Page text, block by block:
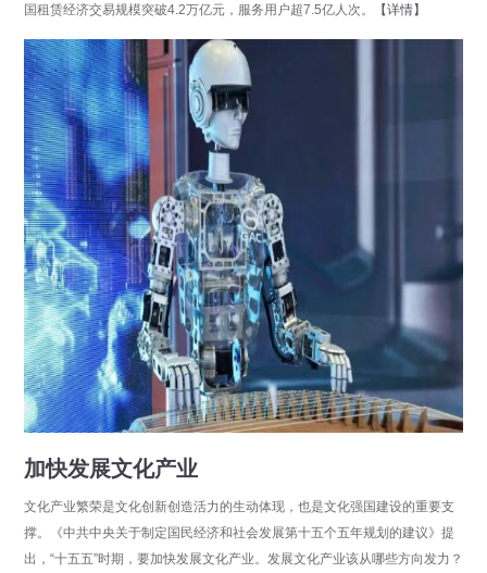
国租赁经济交易规模突破4.2万亿元，服务用户超7.5亿人次。
【详情】
分享 点击数：12459
加快发展文化产业
文化产业繁荣是文化创新创造活力的生动体现，也是文化强国建设的重要支
撑。《中共中央关于制定国民经济和社会发展第十五个五年规划的建议》提
出，“十五五”时期，要加快发展文化产业。发展文化产业该从哪些方向发力？